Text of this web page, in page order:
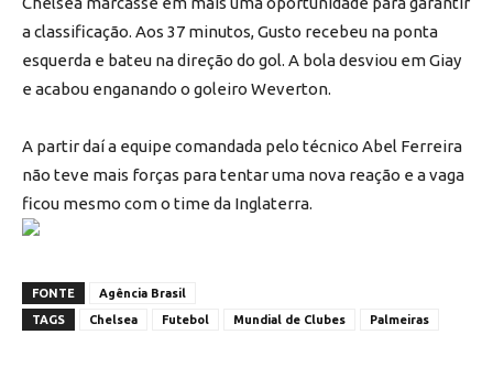
a classificação. Aos 37 minutos, Gusto recebeu na ponta
esquerda e bateu na direção do gol. A bola desviou em Giay
e acabou enganando o goleiro Weverton.
A partir daí a equipe comandada pelo técnico Abel Ferreira
não teve mais forças para tentar uma nova reação e a vaga
ficou mesmo com o time da Inglaterra.
FONTE
Agência Brasil
TAGS
Chelsea Futebol Mundial de Clubes Palmeiras